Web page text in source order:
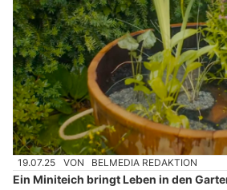
19.07.25 VON BELMEDIA REDAKTION
Ein Miniteich bringt Leben in den